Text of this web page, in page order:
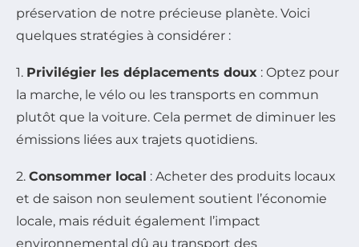
préservation de notre précieuse planète. Voici
quelques stratégies à considérer :
1. Privilégier les déplacements doux : Optez pour
la marche, le vélo ou les transports en commun
plutôt que la voiture. Cela permet de diminuer les
émissions liées aux trajets quotidiens.
2. Consommer local : Acheter des produits locaux
et de saison non seulement soutient l’économie
locale, mais réduit également l’impact
environnemental dû au transport des